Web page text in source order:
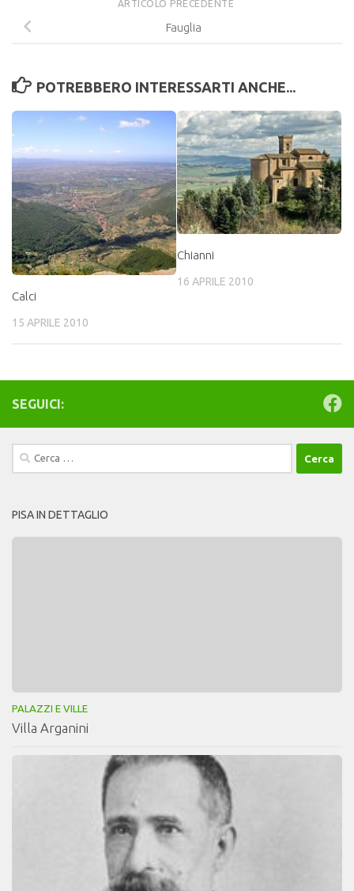
ARTICOLO PRECEDENTE
Fauglia
POTREBBERO INTERESSARTI ANCHE...
Calci
15 APRILE 2010
Chianni
16 APRILE 2010
SEGUICI:
Ricerca
per:
PISA IN DETTAGLIO
PALAZZI E VILLE
Villa Arganini